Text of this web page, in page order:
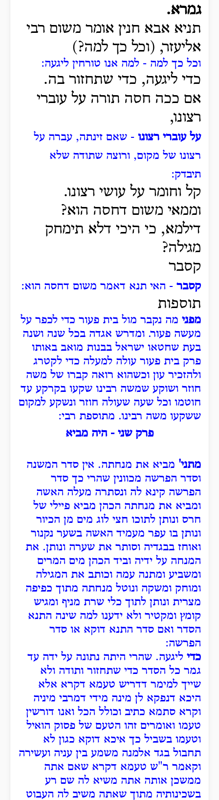
גמרא.
תניא אבא חנין אומר משום רבי
אליעזר, (וכל כך למה?)
וכל כך למה - למה אנו טורחין ליגעה:
כדי ליגעה, כדי שתחזור בה.
אם ככה חסה תורה על עוברי
רצונו,
על עוברי רצונו - שאם זינתה, עברה על
רצונו של מקום, ורוצה שתודה שלא
תיבדק:
קל וחומר על עושי רצונו.
וממאי משום דחסה הוא?
דילמא, כי היכי דלא תימחק
מגילה?
קסבר
קסבר - האי תנא דאמר משום דחסה הוא:
תוספות
מפני מה נקבר מול בית פעור כדי לכפר על
מעשה פעור. ומדרש אגדה בכל שנה ושנה
בעת שחטאו ישראל בבנות מואב באותו
פרק בית פעור עולה למעלה כדי לקטרג
ולהזכיר עון וכשהוא רואה קברו של משה
חוזר ושוקע שמשה רבינו שקעו בקרקע עד
חוטמו וכל שעה שעולה חוזר ונשקע למקום
ששקעו משה רבינו. מתוספת רבי:
פרק שני - היה מביא
מתני' מביא את מנחתה. אין סדר המשנה
וסדר הפרשה מכוונין שהרי כך סדר
הפרשה קינא לה ונסתרה מעלה האשה
ומביא את מנחתה הכהן מביא פיילי של
חרס ונותן לתוכו חצי לוג מים מן הכיור
ונותן בו עפר מעמיד האשה בשער נקנור
ואוחז בבגדיה וסותר את שערה ונותן. את
המנחה על ידיה וביד הכהן מים המרים
ומשביע ומתנה עמה וכותב את המגילה
ומוחק ומשקה ונוטל מנחתה מתוך כפיפה
מצרית ונותן לתוך כלי שרת מניף ומגיש
קומץ ומקטיר ולא ידענו למה שינה התנא
הסדר ואם סדר התנא דוקא או סדר
הפרשה:
כדי ליגעה. שהרי היתה נתונה על ידה עד
גמר כל הסדר כדי שתחזור ותודה ולא
שייך למימר דדריש טעמא דקרא אלא
היכא דנפקא לן מינה מידי דמרבי מיניה
וקרא סתמא כתיב וכולל הכל ואנו דורשין
טעמו ואומרים זהו הטעם של פסוק הואיל
וטעמו בשביל כך איכא דוקא כגון לא
תחבול בגד אלמנה משמע בין עניה ועשירה
וקאמר ר"ש טעמא דקרא שאם אתה
ממשכן אותה אתה משיא לה שם רע
בשכינותיה מתוך שאתה משיב לה העבוט